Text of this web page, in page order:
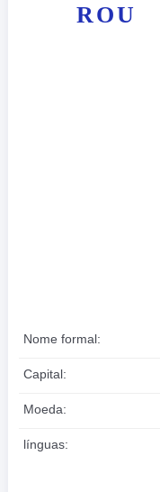
ROU
Nome formal:
Capital:
Moeda:
línguas: